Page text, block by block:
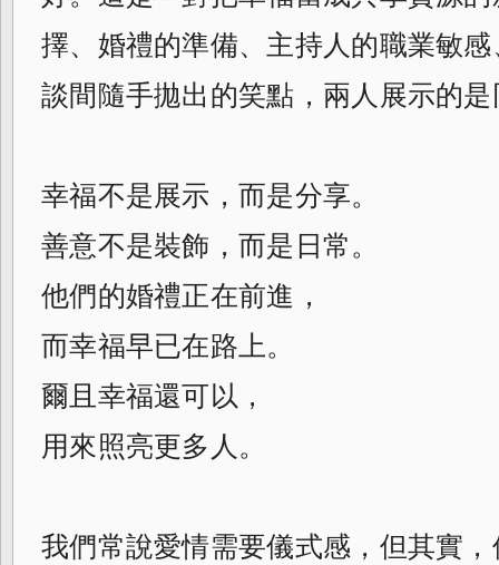
擇、婚禮的準備、主持人的職業敏
談間隨手拋出的笑點，兩人展示的
幸福不是展示，而是分享。
善意不是裝飾，而是日常。
他們的婚禮正在前進，
而幸福早已在路上。
爾且幸福還可以，
用來照亮更多人。
我們常說愛情需要儀式感，但其實